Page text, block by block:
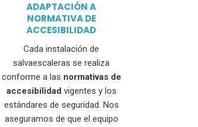
ADAPTACIÓN A
NORMATIVA DE
ACCESIBILIDAD
Cada instalación de
salvaescaleras se realiza
conforme a las normativas de
accesibilidad vigentes y los
estándares de seguridad. Nos
aseguramos de que el equipo